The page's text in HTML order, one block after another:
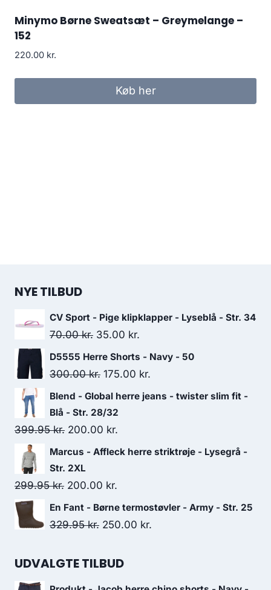
Minymo Børne Sweatsæt – Greymelange –
152
220.00 kr.
Køb her
NYE TILBUD
CV Sport - Pige klipklapper - Lyseblå - Str. 34
70.00kr. Original
price
was:
35.00 kr.
price
is:
D5555 Herre Shorts - Navy - 50
300.00kr. Original
price
was:
300.00 kr..
175.00 kr.
price
Blend - Global herre jeans - twister slim fit -
Blå - Str. 28/32
399.95kr. Original
price
was:
399.95 kr..
200.00 kr.
price
Marcus - Affleck herre striktrøje - Lysegrå -
Str. 2XL
299.95kr. Original
price
was:
200.00 kr.
price
is:
En Fant - Børne termostøvler - Army - Str. 25
329.95kr. Original
was:
250.00 kr.
UDVALGTE TILBUD